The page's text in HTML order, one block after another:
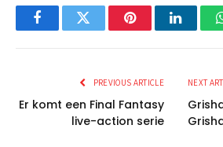
FacebookTwitter Pinterest
PREVIOUS ARTICLE
Er komt een Final Fantasy
live-action serie
NEXT